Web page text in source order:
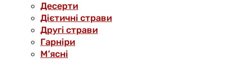
Десерти
Дієтичні страви
Другі страви
Гарніри
М’ясні